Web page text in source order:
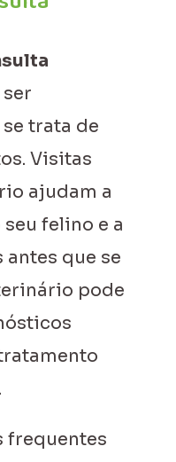
trata de
Visitas
ajudam a
felino e a
que se
pode
frequentes